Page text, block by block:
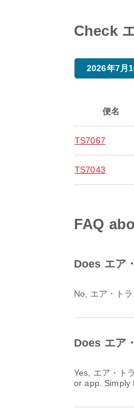
Check
2026年7月
便名
TS7067
TS7043
FAQ
Does エア
No, エア・ト
Does エア
Yes, エア・トランザット / Air Transat provides online check-in for flights from ハミルトン, allowing you to conveniently check-in for your flight through the airline's website
or app. Simply